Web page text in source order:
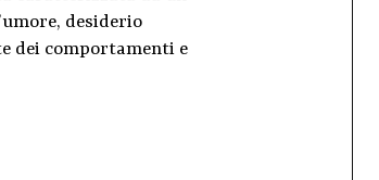
desiderio
dei comportamenti e